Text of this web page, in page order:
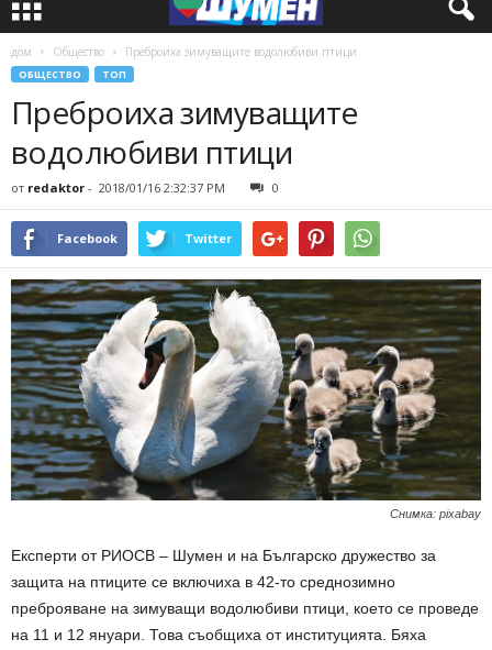
дом Общество Преброиха зимуващите водолюбиви птици
ОБЩЕСТВО ТОП
Преброиха зимуващите
водолюбиви птици
от redaktor - 2018/01/16 2:32:37 PM 0
Facebook Twitter
Снимка: pixabay
Експерти от РИОСВ – Шумен и на Българско дружество за
защита на птиците се включиха в 42-то среднозимно
преброяване на зимуващи водолюбиви птици, което се проведе
на 11 и 12 януари. Това съобщиха от институцията. Бяха